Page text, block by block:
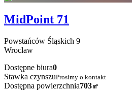
MidPoint 71
Powstańców Śląskich 9
Wrocław
Dostępne biura0
Stawka czynszuProsimy o kontakt
Dostępna powierzchnia703㎡